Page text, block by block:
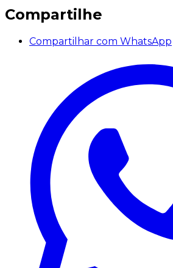
Compartilhe
Compartilhar com WhatsApp